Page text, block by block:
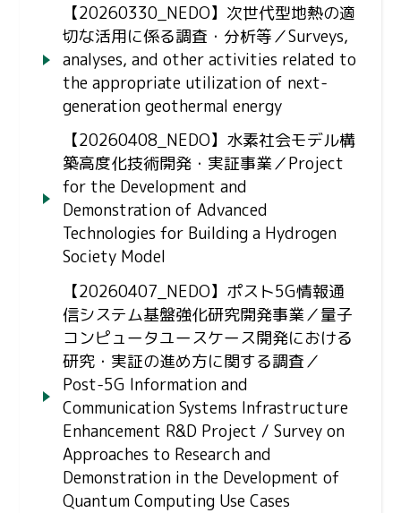
【20260330_NEDO】次世代型地熱の適
切な活用に係る調査・分析等／Surveys,
analyses, and other activities related to
the appropriate utilization of next-
generation geothermal energy
【20260408_NEDO】水素社会モデル構
築高度化技術開発・実証事業／Project
for the Development and
Demonstration of Advanced
Technologies for Building a Hydrogen
Society Model
【20260407_NEDO】ポスト5G情報通
信システム基盤強化研究開発事業／量子
コンピュータユースケース開発における
研究・実証の進め方に関する調査／
Post-5G Information and
Communication Systems Infrastructure
Enhancement R&D Project / Survey on
Approaches to Research and
Demonstration in the Development of
Quantum Computing Use Cases